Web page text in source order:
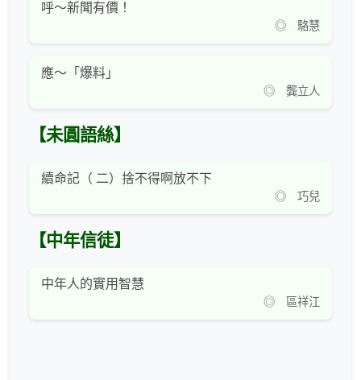
呼～新聞有價！
◎ 駱慧
應～「爆料」
◎ 龔立人
【未圓語絲】
續命記（ 二）捨不得啊放不下
◎ 巧兒
【中年信徒】
中年人的實用智慧
◎ 區祥江